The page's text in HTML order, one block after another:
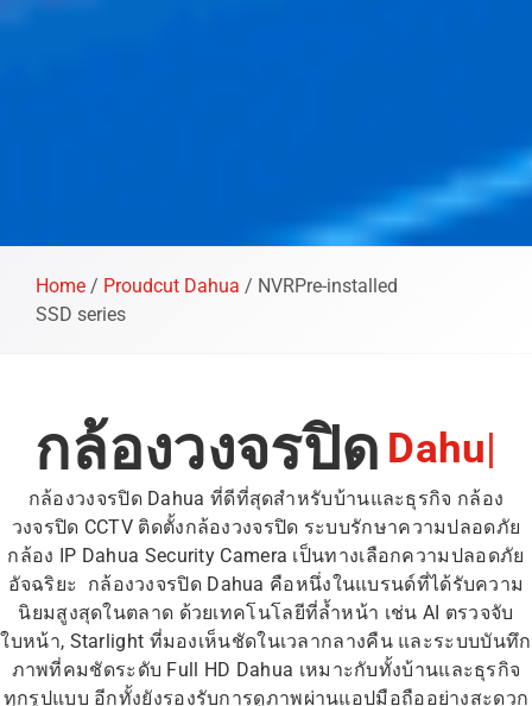
Home / Proudcut Dahua / NVRPre-installed
SSD series
กล้องวงจรปิดDahua
กล้องวงจรปิด Dahua ที่ดีที่สุดสำหรับบ้านและธุรกิจ กล้อง
วงจรปิด CCTV ติดตั้งกล้องวงจรปิด ระบบรักษาความปลอดภัย
กล้อง IP Dahua Security Camera เป็นทางเลือกความปลอดภัย
อัจฉริยะ กล้องวงจรปิด Dahua คือหนึ่งในแบรนด์ที่ได้รับความ
นิยมสูงสุดในตลาด ด้วยเทคโนโลยีที่ล้ำหน้า เช่น AI ตรวจจับ
ใบหน้า, Starlight ที่มองเห็นชัดในเวลากลางคืน และระบบบันทึก
ภาพที่คมชัดระดับ Full HD Dahua เหมาะกับทั้งบ้านและธุรกิจ
ทุกรูปแบบ อีกทั้งยังรองรับการดูภาพผ่านแอปมือถืออย่างสะดวก